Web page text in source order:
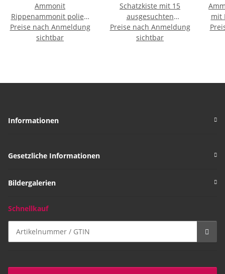
Ammonit
Rippenammonit poliert
ca. 25 - 50 mm
Preise nach Anmeldung
sichtbar
Schatzkiste mit 15
ausgesuchten
Mineralien
Versteinerungen für
Preise nach Anmeldung
sichtbar
mit
Informationen
Gesetzliche Informationen
Bildergalerien
Schnellkauf